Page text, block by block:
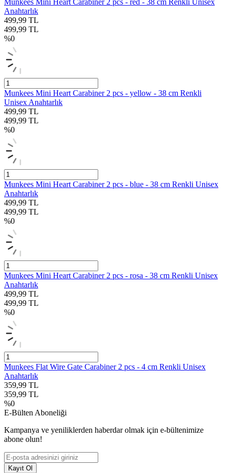
Munkees Mini Heart Carabiner 2 pcs - red - 38 cm Renkli Unisex
Anahtarlık
499,99 TL
499,99 TL
%0
Munkees Mini Heart Carabiner 2 pcs - yellow - 38 cm Renkli
Unisex Anahtarlık
499,99 TL
499,99 TL
%0
Munkees Mini Heart Carabiner 2 pcs - blue - 38 cm Renkli Unisex
Anahtarlık
499,99 TL
499,99 TL
%0
Munkees Mini Heart Carabiner 2 pcs - rosa - 38 cm Renkli Unisex
Anahtarlık
499,99 TL
499,99 TL
%0
Munkees Flat Wire Gate Carabiner 2 pcs - 4 cm Renkli Unisex
Anahtarlık
359,99 TL
359,99 TL
%0
E-Bülten Aboneliği
Kampanya ve yeniliklerden haberdar olmak için e-bültenimize
abone olun!
Kayıt Ol